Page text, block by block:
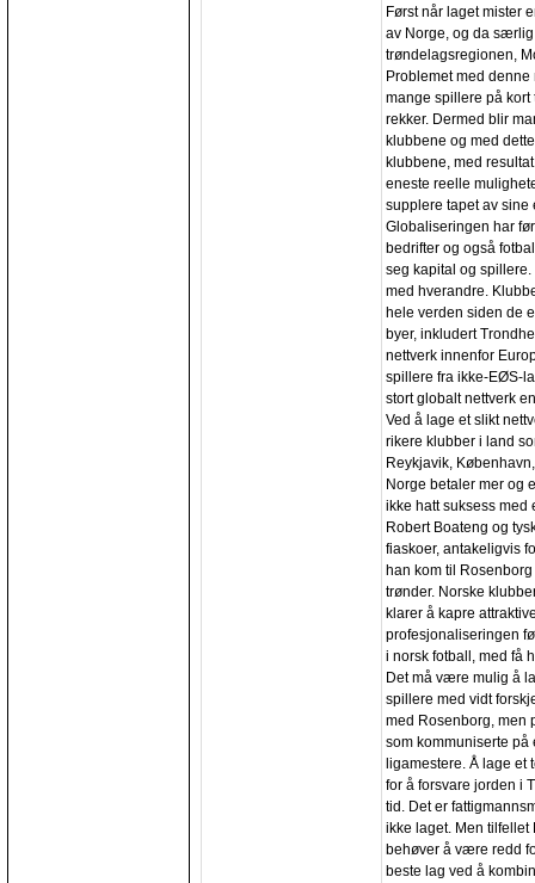
Først når laget mister
av Norge, og da
trøndelagsregionen,
Problemet med
mange spillere på
rekker. Dermed blir
klubbene og med
klubbene, med
eneste reelle
supplere tapet av
Globaliseringen har
bedrifter og også
seg kapital og
med hverandre.
hele verden siden de
byer, inkludert
nettverk innenfor
spillere fra ikke-EØS-
stort globalt nettverk
Ved å lage et slikt
rikere klubber i land
Reykjavik,
Norge betaler mer og
ikke hatt suksess med
Robert Boateng og
fiaskoer, antakeligvis
han kom til
trønder. Norske
klarer å kapre
profesjonaliseringen
i norsk fotball, med få
Det må være mulig å
spillere med vidt
med Rosenborg, men
som kommuniserte
ligamestere. Å lage
for å forsvare jorden i
tid. Det er
ikke laget. Men
behøver å være redd
beste lag ved å